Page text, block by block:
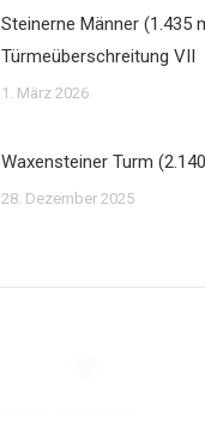
Steinerne Männer (1.435
Türmeüberschreitung VII
1. März 2026
Waxensteiner Turm
28. Dezember 2025